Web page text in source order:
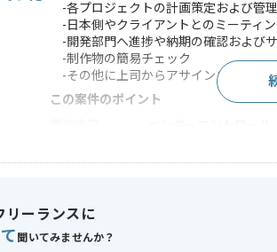
-各プロジェクトの計画策定および管理
-日本側やクライアントとのミーティ
-開発部門へ進捗や納期の確認および
-制作物の簡易チェック
-その他に上司からアサインされたタ
この案件のポイント
求めるスキル
・何らかのマネジメント経験
リーランスに
聞いてみませんか？